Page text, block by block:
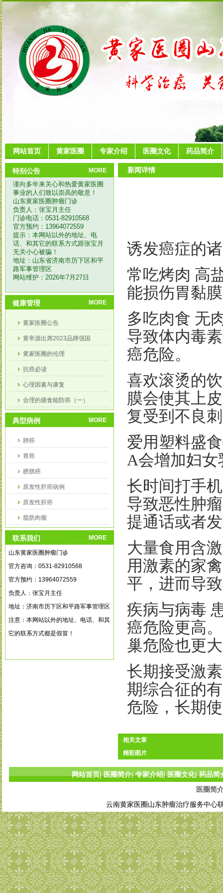
网站首页 黄家医圈 专家介绍 医圈文化 药品简介
MORE
特别公告
谨向多年来关心和热爱黄家医圈
事业的人们致以崇高的敬意！
山东黄家医圈肿瘤门诊
负责人：张宝月主任
门诊电话：0531-82910568
官方预约：13964072559
提示：本网站以外的地址、电
话、和其它的联系方式跟张宝月
无关小心被骗！
地址：山东省济南市历下区和平
路军事管理区
网站维护：2026年7月27日
MORE
健康管理
黄家医圈公告
黄帝源出席2023品牌强国
黄家医圈的伦理
抗癌必读
心理因素与康复
合理的膳食能防癌（一）
合理膳食能防癌（二）
MORE
典型病例
肺癌
胃癌
膀胱癌
原发性肝癌病例
原发性肝癌
脂肪肉瘤
乳腺癌病例
MORE
联系我们
山东黄家医圈肿瘤门诊
官方咨询：0531-82910568
官方预约：13964072559
负责人：张宝月主任
地址：济南市历下区和平路军事管理区
注意：本网站以外的地址、电话、和其
它的联系方式都是假冒！
新闻详情
诱发癌症的
常吃烤肉 高
能损伤胃黏
多吃肉食 无
导致体内毒
癌危险。
喜欢滚烫的
膜会使其上
复受到不良
爱用塑料盛
A会增加妇女
长时间打手
导致恶性肿
提通话或者
大量食用含
用激素的家
平，进而导
疾病与病毒
癌危险更高。
巢危险也更
长期接受激
期综合征的
危险，长期
相关文章
精彩图片
网站首页|医圈简介|专家介绍|医圈文化|药品简
医圈简
云南黄家医圈山东肿瘤治疗服务中心